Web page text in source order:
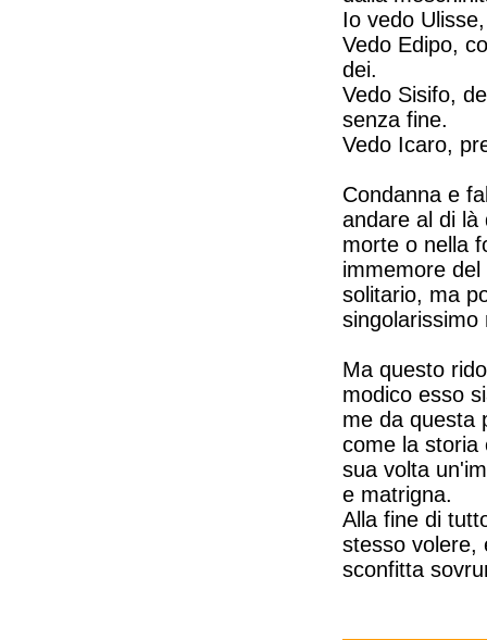
Io vedo
Vedo Edipo,
dei.
Vedo Sisifo,
senza fine.
Vedo Icaro,
Condanna e
andare al di là
morte o nella
immemore
solitario, ma
Ma questo
modico esso
me da questa
come la storia
sua volta
e matrigna.
Alla fine di
stesso volere,
sconfitta